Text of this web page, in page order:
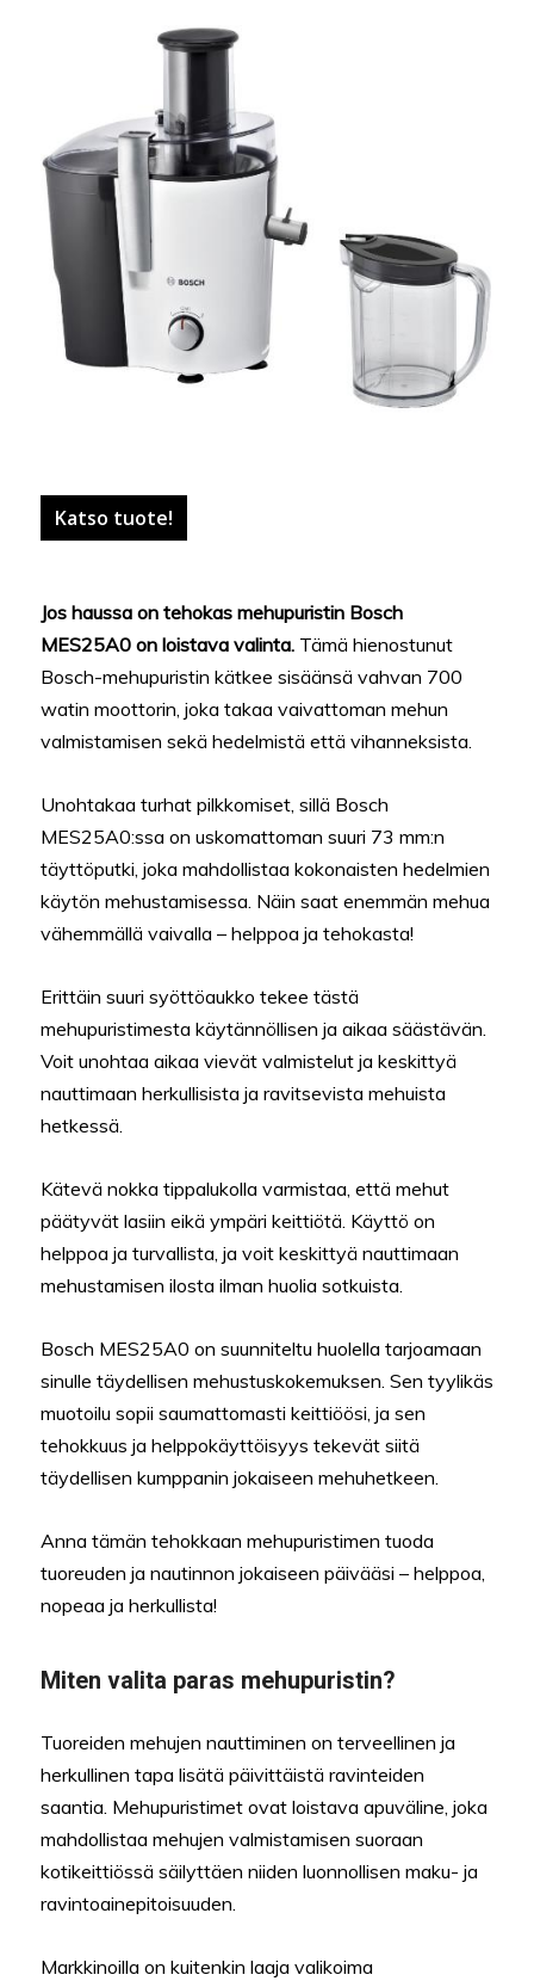
Katso tuote!
Jos haussa on tehokas mehupuristin Bosch
MES25A0 on loistava valinta. Tämä hienostunut
Bosch-mehupuristin kätkee sisäänsä vahvan 700
watin moottorin, joka takaa vaivattoman mehun
valmistamisen sekä hedelmistä että vihanneksista.
Unohtakaa turhat pilkkomiset, sillä Bosch
MES25A0:ssa on uskomattoman suuri 73 mm:n
täyttöputki, joka mahdollistaa kokonaisten hedelmien
käytön mehustamisessa. Näin saat enemmän mehua
vähemmällä vaivalla – helppoa ja tehokasta!
Erittäin suuri syöttöaukko tekee tästä
mehupuristimesta käytännöllisen ja aikaa säästävän.
Voit unohtaa aikaa vievät valmistelut ja keskittyä
nauttimaan herkullisista ja ravitsevista mehuista
hetkessä.
Kätevä nokka tippalukolla varmistaa, että mehut
päätyvät lasiin eikä ympäri keittiötä. Käyttö on
helppoa ja turvallista, ja voit keskittyä nauttimaan
mehustamisen ilosta ilman huolia sotkuista.
Bosch MES25A0 on suunniteltu huolella tarjoamaan
sinulle täydellisen mehustuskokemuksen. Sen tyylikäs
muotoilu sopii saumattomasti keittiöösi, ja sen
tehokkuus ja helppokäyttöisyys tekevät siitä
täydellisen kumppanin jokaiseen mehuhetkeen.
Anna tämän tehokkaan mehupuristimen tuoda
tuoreuden ja nautinnon jokaiseen päivääsi – helppoa,
nopeaa ja herkullista!
Miten valita paras mehupuristin?
Tuoreiden mehujen nauttiminen on terveellinen ja
herkullinen tapa lisätä päivittäistä ravinteiden
saantia. Mehupuristimet ovat loistava apuväline, joka
mahdollistaa mehujen valmistamisen suoraan
kotikeittiössä säilyttäen niiden luonnollisen maku- ja
ravintoainepitoisuuden.
Markkinoilla on kuitenkin laaja valikoima